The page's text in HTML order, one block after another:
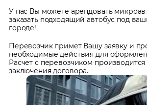
У нас Вы можете арендовать
заказать подходящий автобус под
городе!
Перевозчик примет Вашу заявку и
необходимые действия для
Расчет с перевозчиком производится
заключения договора.